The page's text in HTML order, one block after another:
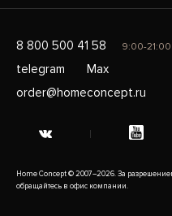
8 800 500 41 58 9:00-
telegram
Max
order@homeconcept.ru
Home Concept © 2007–2026. За
обращайтесь в офис компании.